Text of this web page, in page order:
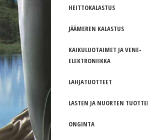
HEITTOKALASTUS
JÄÄMEREN KALASTUS
KAIKULUOTAIMET JA VENE-
ELEKTRONIIKKA
LAHJATUOTTEET
LASTEN JA NUORTEN
ONGINTA